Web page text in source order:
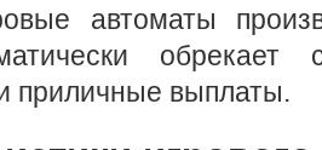
автоматы
приличные выплаты.